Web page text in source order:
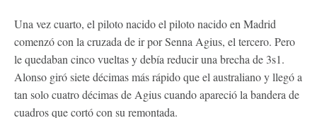
Una vez cuarto, el piloto nacido el piloto nacido en Madrid
comenzó con la cruzada de ir por Senna Agius, el tercero. Pero
le quedaban cinco vueltas y debía reducir una brecha de 3s1.
Alonso giró siete décimas más rápido que el australiano y llegó a
tan solo cuatro décimas de Agius cuando apareció la bandera de
cuadros que cortó con su remontada.